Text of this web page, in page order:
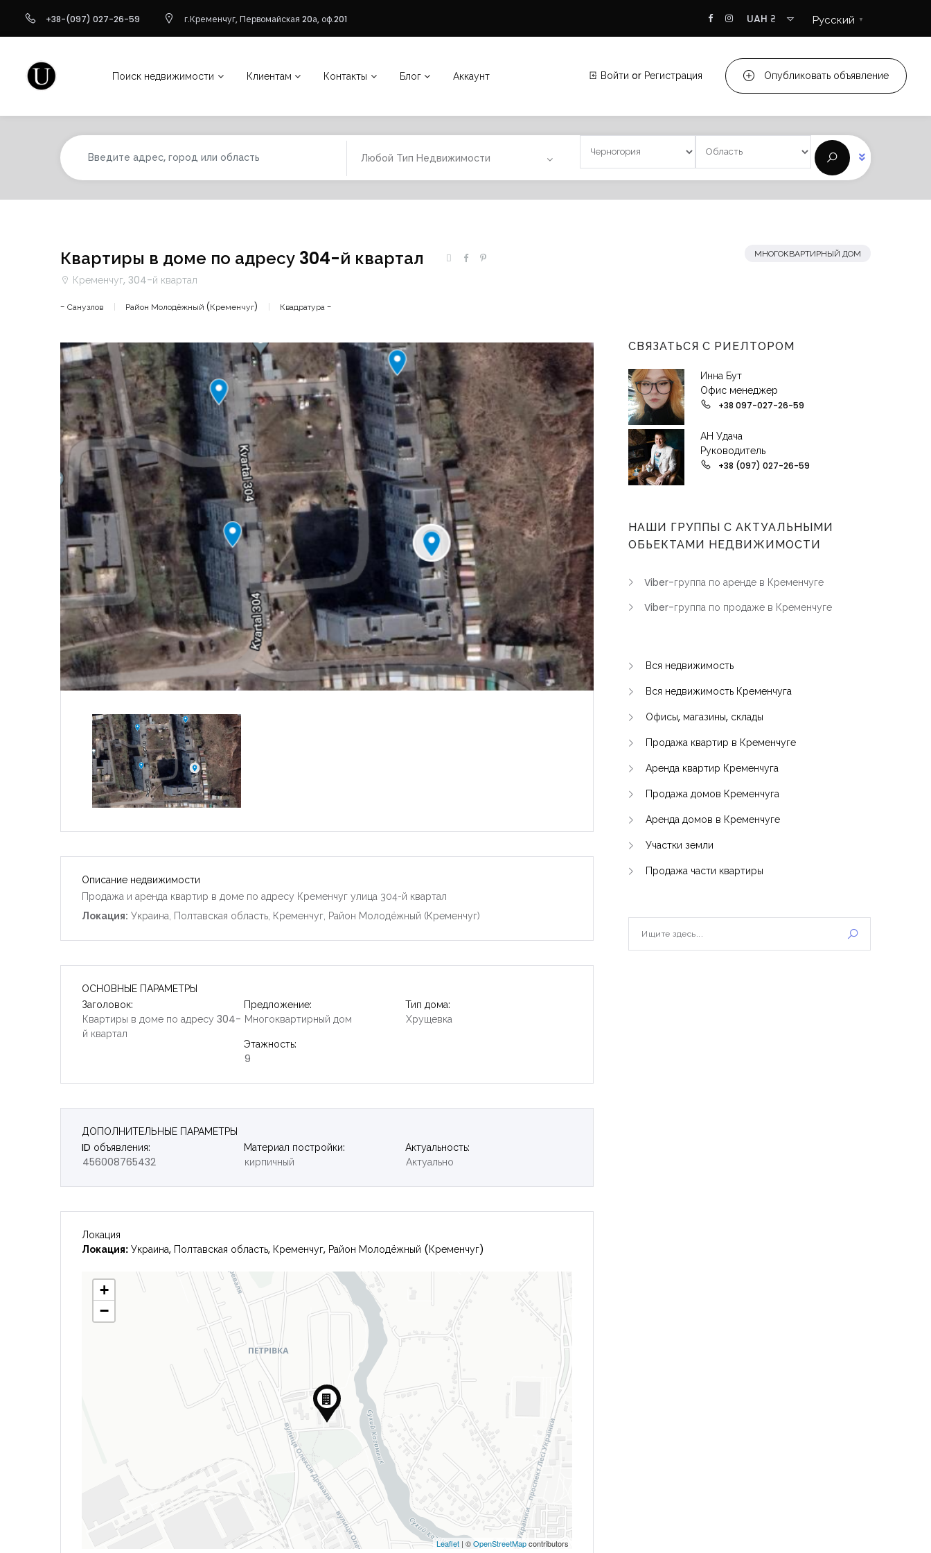
+38-(097) 027-26-59 г.Кременчуг, Первомайская 20а, оф.201 UAH ₴ Русский ▼
Поиск недвижимости Клиентам Контакты Блог Аккаунт Войти or Регистрация Опубликовать объявление
Любой Тип Недвижимости
Квартиры в доме по адресу 304-й квартал
Кременчуг, 304-й квартал
- Санузлов Район Молодёжный (Кременчуг) Квадратура -
МНОГОКВАРТИРНЫЙ ДОМ
Описание недвижимости
Продажа и аренда квартир в доме по адресу Кременчуг улица 304-й квартал
Локация: Украина, Полтавская область, Кременчуг, Район Молодёжный (Кременчуг)
ОСНОВНЫЕ ПАРАМЕТРЫ
Заголовок:
Квартиры в доме по адресу 304-
й квартал
Предложение:
Многоквартирный дом
Тип дома:
Хрущевка
Этажность:
9
ДОПОЛНИТЕЛЬНЫЕ ПАРАМЕТРЫ
ID объявления:
456008765432
Материал постройки:
кирпичный
Актуальность:
Актуально
Локация
Локация: Украина, Полтавская область, Кременчуг, Район Молодёжный (Кременчуг)
+
−
Leaflet | ©OpenStreetMapcontributors
СВЯЗАТЬСЯ С РИЕЛТОРОМ
Инна Бут
Офис менеджер
+38 097-027-26-59
АН Удача
Руководитель
+38 (097) 027-26-59
НАШИ ГРУППЫ С АКТУАЛЬНЫМИ
ОБЬЕКТАМИ НЕДВИЖИМОСТИ
Viber-группа по аренде в Кременчуге
Viber-группа по продаже в Кременчуге
Вся недвижимость
Вся недвижимость Кременчуга
Офисы, магазины, склады
Продажа квартир в Кременчуге
Аренда квартир Кременчуга
Продажа домов Кременчуга
Аренда домов в Кременчуге
Участки земли
Продажа части квартиры